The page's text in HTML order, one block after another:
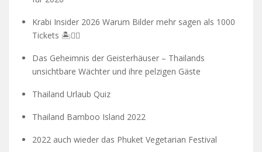
Krabi Insider 2026 Warum Bilder mehr sagen als 1000
Tickets 🏝️🧗‍♂️
Das Geheimnis der Geisterhäuser – Thailands
unsichtbare Wächter und ihre pelzigen Gäste
Thailand Urlaub Quiz
Thailand Bamboo Island 2022
2022 auch wieder das Phuket Vegetarian Festival